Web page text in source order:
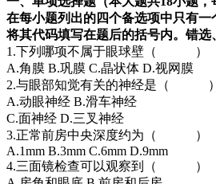
在每小题列出的四个备选项中只有
将其代码填写在题后的括号内。错选
1.下列哪项不属于眼球壁（ ）
A.角膜 B.巩膜 C.晶状体 D.视网膜
2.与眼部知觉有关的神经是（ ）
A.动眼神经 B.滑车神经
C.面神经 D.三叉神经
3.正常前房中央深度约为（ ）
A.1mm B.3mm C.6mm D.9mm
4.三面镜检查可以观察到（ ）